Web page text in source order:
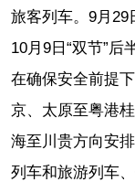
旅客列车。9月29
10月9日“双节”后
在确保安全前提
京、太原至粤港
海至川贵方向安
列车和旅游列车